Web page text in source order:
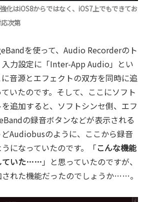
はiOS8からではなく、iOS7上でもできてお
次第
を使って、Audio Recorderのト
入力設定に「Inter-App Audio」とい
音源とエフェクトの双方を同時に追
いたのです。そして、ここにソフト
追加すると、ソフトシンセ側、エフ
の録音ボタンなどが表示される
Audiobusのように、ここから録音
になっていたのです。「こんな機能
ていた…… 」と思っていたのですが、
された機能だったのでしょうか……。